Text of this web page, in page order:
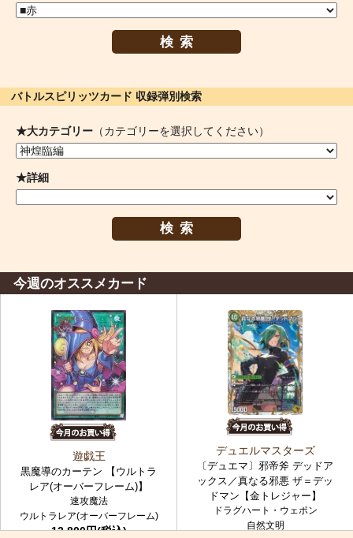
検索
バトルスピリッツカード 収録弾別検索
★大カテゴリー （カテゴリーを選択してください）
★詳細
検索
今週のオススメカード
遊戯王
黒魔導のカーテン 【ウルトラ
レア(オーバーフレーム)】
速攻魔法
ウルトラレア(オーバーフレーム)
12,800円(税込)
デュエルマスターズ
〔デュエマ〕邪帝斧 デッドア
ックス／真なる邪悪 ザ＝デッ
ドマン【金トレジャー】
ドラグハート・ウェポン
自然文明